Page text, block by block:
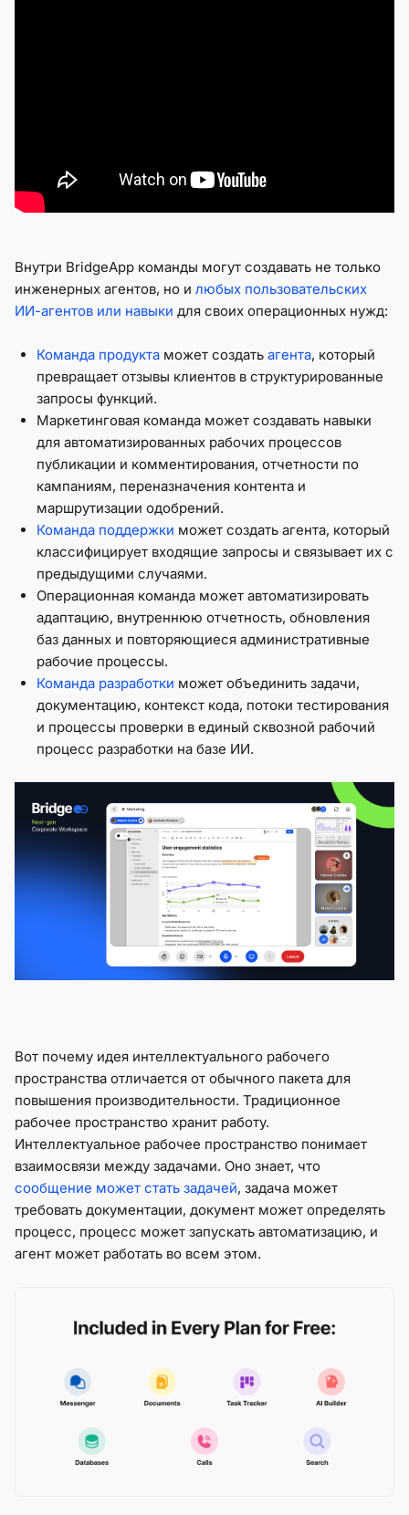
Внутри BridgeApp команды могут создавать не только
инженерных агентов, но и любых пользовательских
ИИ-агентов или навыки для своих операционных нужд:
Команда продукта может создать агента, который
превращает отзывы клиентов в структурированные
запросы функций.
Маркетинговая команда может создавать навыки
для автоматизированных рабочих процессов
публикации и комментирования, отчетности по
кампаниям, переназначения контента и
маршрутизации одобрений.
Команда поддержки может создать агента, который
классифицирует входящие запросы и связывает их с
предыдущими случаями.
Операционная команда может автоматизировать
адаптацию, внутреннюю отчетность, обновления
баз данных и повторяющиеся административные
рабочие процессы.
Команда разработки может объединить задачи,
документацию, контекст кода, потоки тестирования
и процессы проверки в единый сквозной рабочий
процесс разработки на базе ИИ.
Вот почему идея интеллектуального рабочего
пространства отличается от обычного пакета для
повышения производительности. Традиционное
рабочее пространство хранит работу.
Интеллектуальное рабочее пространство понимает
взаимосвязи между задачами. Оно знает, что
сообщение может стать задачей, задача может
требовать документации, документ может определять
процесс, процесс может запускать автоматизацию, и
агент может работать во всем этом.